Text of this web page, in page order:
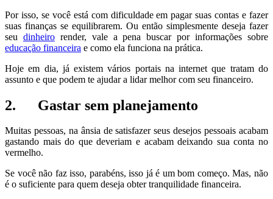
Por isso, se você está com dificuldade em pagar suas contas e fazer
suas finanças se equilibrarem. Ou então simplesmente deseja fazer
seu dinheirorender, vale a pena buscar por informações sobre
educação financeira e como ela funciona na prática.
Hoje em dia, já existem vários portais na internet que tratam do
assunto e que podem te ajudar a lidar melhor com seu financeiro.
2. Gastar sem planejamento
Muitas pessoas, na ânsia de satisfazer seus desejos pessoais acabam
gastando mais do que deveriam e acabam deixando sua conta no
vermelho.
Se você não faz isso, parabéns, isso já é um bom começo. Mas, não
é o suficiente para quem deseja obter tranquilidade financeira.